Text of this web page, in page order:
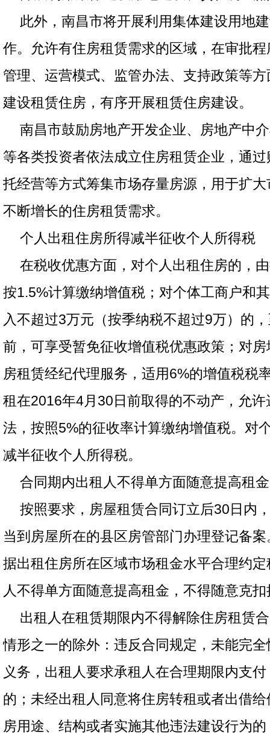
此外，南昌市将开展利用集体建设用地
作。允许有住房租赁需求的区域，在审批
管理、运营模式、监管办法、支持政策等
建设租赁住房，有序开展租赁住房建设。
南昌市鼓励房地产开发企业、房地产中
等各类投资者依法成立住房租赁企业，通
托经营等方式筹集市场存量房源，用于扩
不断增长的住房租赁需求。
个人出租住房所得减半征收个人所得税
在税收优惠方面，对个人出租住房的，
按1.5%计算缴纳增值税；对个体工商户和
入不超过3万元（按季纳税不超过9万）的
前，可享受暂免征收增值税优惠政策；对
房租赁经纪代理服务，适用6%的增值税税
租在2016年4月30日前取得的不动产，允
法，按照5%的征收率计算缴纳增值税。对
减半征收个人所得税。
合同期内出租人不得单方面随意提高租金
按照要求，房屋租赁合同订立后30日内
当到房屋所在的县区房管部门办理登记备
据出租住房所在区域市场租金水平合理约
人不得单方面随意提高租金，不得随意克
出租人在租赁期限内不得解除住房租赁
情形之一的除外：违反合同规定，未能完
义务，出租人要求承租人在合理期限内支
的；未经出租人同意将住房转租或者出借
房用途、结构或者实施其他违法建设行为